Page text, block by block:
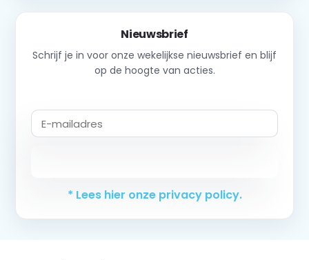
Nieuwsbrief
Schrijf je in voor onze wekelijkse nieuwsbrief en blijf
op de hoogte van acties.
* Lees hier onze privacy policy.